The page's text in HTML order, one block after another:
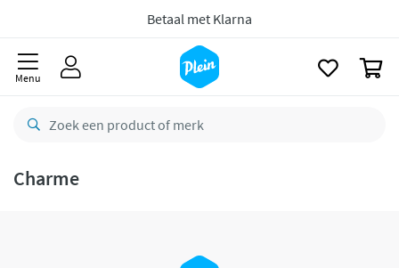
Betaal met Klarna
Menu
Charme